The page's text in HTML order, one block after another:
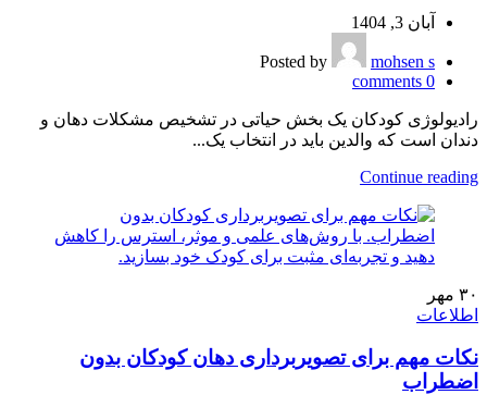
آبان 3, 1404
Posted by
mohsen s
0
comments
رادیولوژی کودکان یک بخش حیاتی در تشخیص مشکلات دهان و
دندان است که والدین باید در انتخاب یک...
Continue reading
۳۰ مهر
اطلاعات
نکات مهم برای تصویربرداری دهان کودکان بدون
اضطراب